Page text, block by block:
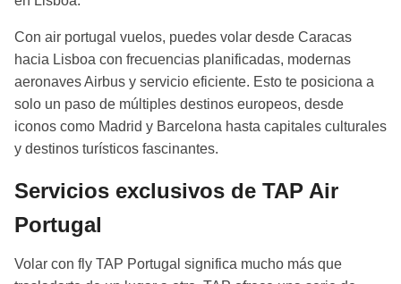
Con air portugal vuelos, puedes volar desde Caracas
hacia Lisboa con frecuencias planificadas, modernas
aeronaves Airbus y servicio eficiente. Esto te posiciona a
solo un paso de múltiples destinos europeos, desde
iconos como Madrid y Barcelona hasta capitales culturales
y destinos turísticos fascinantes.
Servicios exclusivos de TAP Air
Portugal
Volar con fly TAP Portugal significa mucho más que